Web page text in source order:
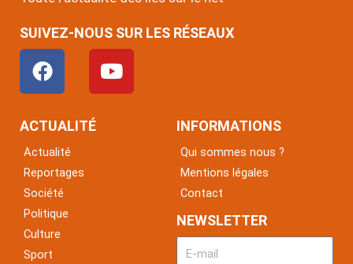
SUIVEZ-NOUS SUR LES RÉSEAUX
F
a
c
e
o
o
k
Y
o
u
ACTUALITÉ
Actualité
Reportages
Société
Politique
Culture
Sport
INFORMATIONS
Qui sommes nous ?
Mentions légales
Contact
NEWSLETTER